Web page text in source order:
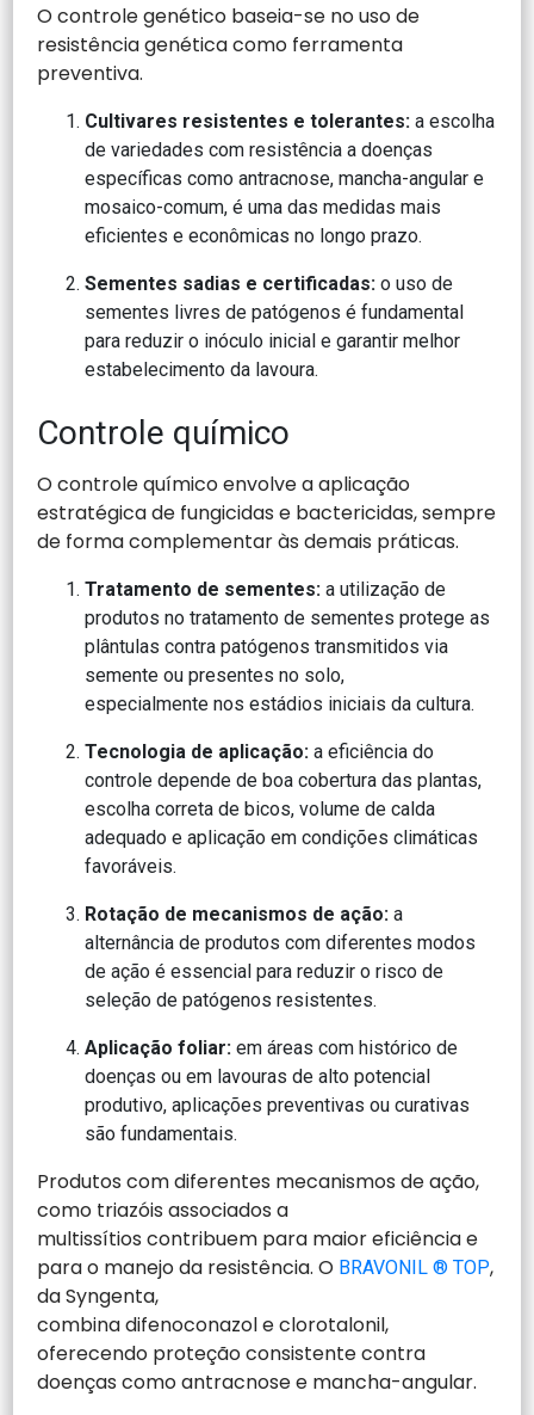
O controle genético baseia-se no uso de
resistência genética como ferramenta
preventiva.
Cultivares resistentes e tolerantes: a escolha
de variedades com resistência a doenças
específicas como antracnose, mancha-angular e
mosaico-comum, é uma das medidas mais
eficientes e econômicas no longo prazo.
Sementes sadias e certificadas:o uso de
sementes livres de patógenos é fundamental
para reduzir o inóculo inicial e garantir melhor
estabelecimento da lavoura.
Controle químico
O controle químico envolve a aplicação
estratégica de fungicidas e bactericidas, sempre
de forma complementar às demais práticas.
Tratamento de sementes:a utilização de
produtos no tratamento de sementes protege as
plântulas contra patógenos transmitidos via
semente ou presentes no solo,
especialmente nos estádios iniciais da cultura.
Tecnologia de aplicação:a eficiência do
controle depende de boa cobertura das plantas,
escolha correta de bicos, volume de calda
adequado e aplicação em condições climáticas
favoráveis.
Rotação de mecanismos de ação:a
alternância de produtos com diferentes modos
de ação é essencial para reduzir o risco de
seleção de patógenos resistentes.
Aplicação foliar:em áreas com histórico de
doenças ou em lavouras de alto potencial
produtivo, aplicações preventivas ou curativas
são fundamentais.
Produtos com diferentes mecanismos de ação,
como triazóis associados a
multissítios contribuem para maior eficiência e
para o manejo da resistência. O BRAVONIL ® TOP,
da Syngenta,
combina difenoconazol e clorotalonil,
oferecendo proteção consistente contra
doenças como antracnose e mancha-angular.